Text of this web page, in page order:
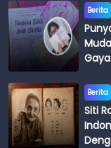
Berita
Berita
Siti